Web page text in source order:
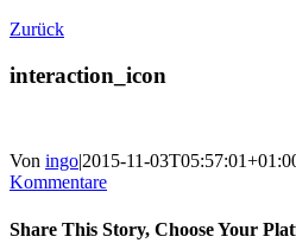
Zurück
interaction_icon
Von ingo|2015-11-
Kommentare
Share This Story, Choose Your